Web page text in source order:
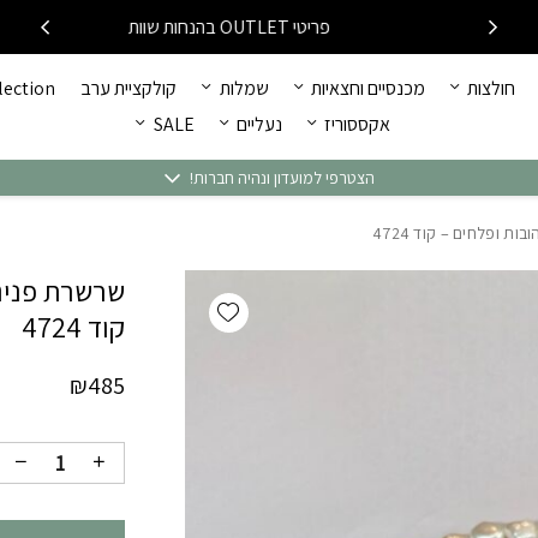
פריטי OUTLET בהנחות שוות
חולצות מכנסיים וחצאיות שמלות קולקציית ערב
אקססוריז
נעליים SALE
הצטרפי למועדון ונהיה חברות!
ופלחים – קוד 4724
שרשרת
קוד 4724
₪485
Add wishlist